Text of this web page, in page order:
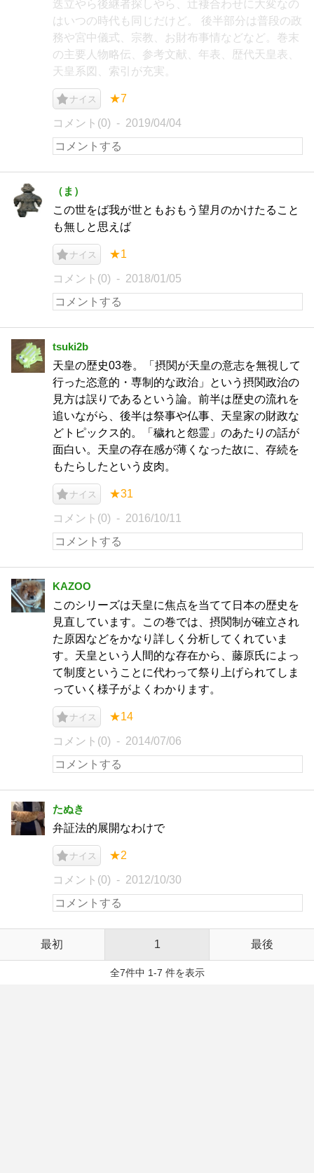
迭立やら後継者探しやら、辻褄合わせに大変なの
はいつの時代も同じだけど。 後半部分は普段の政
務や宮中儀式、宗教、お財布事情などなど。巻末
の主要人物略伝、参考文献、年表、歴代天皇表、
天皇系図、索引が充実。
ナイス ★7
コメント(0) 2019/04/04
（ま）
この世をば我が世ともおもう望月のかけたること
も無しと思えば
ナイス ★1
コメント(0) 2018/01/05
tsuki2b
天皇の歴史03巻。「摂関が天皇の意志を無視して
行った恣意的・専制的な政治」という摂関政治の
見方は誤りであるという論。前半は歴史の流れを
追いながら、後半は祭事や仏事、天皇家の財政な
どトピックス的。「穢れと怨霊」のあたりの話が
面白い。天皇の存在感が薄くなった故に、存続を
もたらしたという皮肉。
ナイス ★31
コメント(0) 2016/10/11
KAZOO
このシリーズは天皇に焦点を当てて日本の歴史を
見直しています。この巻では、摂関制が確立され
た原因などをかなり詳しく分析してくれていま
す。天皇という人間的な存在から、藤原氏によっ
て制度ということに代わって祭り上げられてしま
っていく様子がよくわかります。
ナイス ★14
コメント(0) 2014/07/06
たぬき
弁証法的展開なわけで
ナイス ★2
コメント(0) 2012/10/30
最初 1 最後
全7件中 1-7 件を表示